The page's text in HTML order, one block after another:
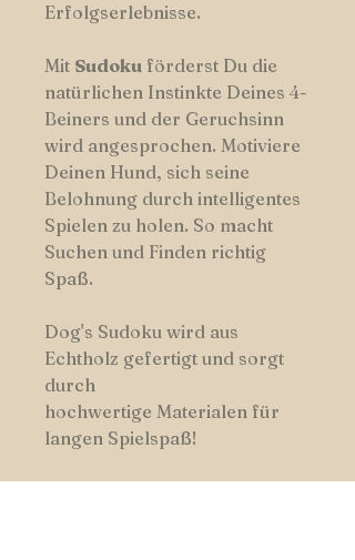
Erfolgserlebnisse.
Mit Sudoku förderst Du die
natürlichen Instinkte Deines 4-
Beiners und der Geruchsinn
wird angesprochen. Motiviere
Deinen Hund, sich seine
Belohnung durch intelligentes
Spielen zu holen. So macht
Suchen und Finden richtig
Spaß.
Dog's Sudoku wird aus
Echtholz gefertigt und sorgt
durch
hochwertige Materialen für
langen Spielspaß!